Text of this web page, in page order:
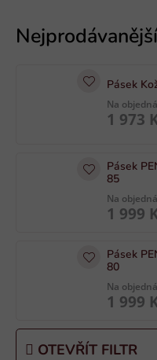
Pásek
Na
1 973
Pásek
85
Na
1 999
Pásek
80
Na
1 999
OTEVŘÍT FILTR
ý
p